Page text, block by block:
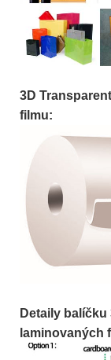
3D
filmu:
Detaily
laminovaných